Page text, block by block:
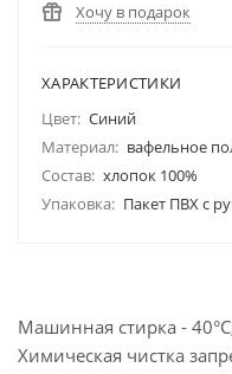
Хочу в подарок
ХАРАКТЕРИСТИКИ
Цвет: Синий
Материал: вафельное
Состав: хлопок 100%
Упаковка: Пакет ПВХ с
Машинная стирка -
Химическая чистка